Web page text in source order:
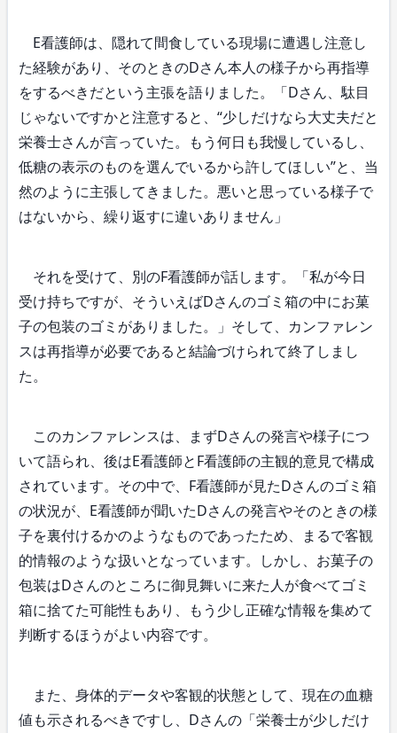
E看護師は、隠れて間食している現場に遭遇し注意し
た経験があり、そのときのDさん本人の様子から再指導
をするべきだという主張を語りました。「Dさん、駄目
じゃないですかと注意すると、“少しだけなら大丈夫だと
栄養士さんが言っていた。もう何日も我慢しているし、
低糖の表示のものを選んでいるから許してほしい”と、当
然のように主張してきました。悪いと思っている様子で
はないから、繰り返すに違いありません」
それを受けて、別のF看護師が話します。「私が今日
受け持ちですが、そういえばDさんのゴミ箱の中にお菓
子の包装のゴミがありました。」そして、カンファレン
スは再指導が必要であると結論づけられて終了しまし
た。
このカンファレンスは、まずDさんの発言や様子につ
いて語られ、後はE看護師とF看護師の主観的意見で構成
されています。その中で、F看護師が見たDさんのゴミ箱
の状況が、E看護師が聞いたDさんの発言やそのときの様
子を裏付けるかのようなものであったため、まるで客観
的情報のような扱いとなっています。しかし、お菓子の
包装はDさんのところに御見舞いに来た人が食べてゴミ
箱に捨てた可能性もあり、もう少し正確な情報を集めて
判断するほうがよい内容です。
また、身体的データや客観的状態として、現在の血糖
値も示されるべきですし、Dさんの「栄養士が少しだけ